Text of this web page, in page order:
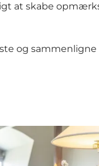
at skabe
og